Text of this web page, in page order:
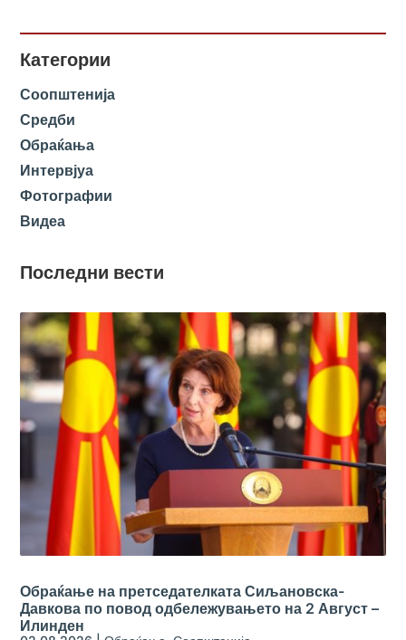
Категории
Соопштенија
Средби
Обраќања
Интервјуа
Фотографии
Видеа
Последни вести
Обраќање на претседателката Сиљановска-
Давкова по повод одбележувањето на 2 Август –
Илинден